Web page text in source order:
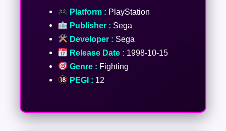
Platform : PlayStation
Publisher : Sega
Developer : Sega
Release Date : 1998-10-15
Genre : Fighting
PEGI : 12